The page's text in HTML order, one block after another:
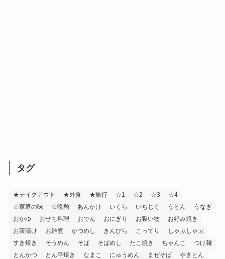
タグ
★テイクアウト ★外食 ★旅行 ☆1 ☆2 ☆3
☆4
☆家庭の味
☆晩酌 あんかけ いくら いちじく うどん
うなぎ
おかゆ
おせち料理 おでん おにぎり お吸い物
お好み焼き
お茶漬け
お雑煮 かつめし きんぴら こってり
しゃぶしゃぶ
すき焼き
そうめん そば そばめし たこ焼き ちゃんこ
つけ麺
とんかつ
とん平焼き なまこ にゅうめん まぜそば
やきとん